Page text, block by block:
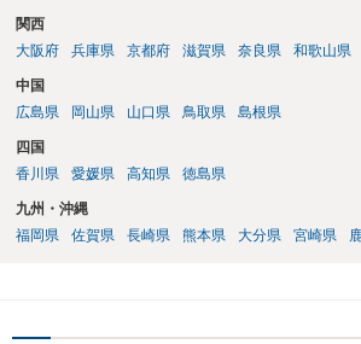
関西
大阪府
兵庫県 京都府 滋賀県 奈良県 和歌山県
中国
広島県
岡山県 山口県 鳥取県 島根県
四国
香川県
愛媛県 高知県 徳島県
九州・沖縄
福岡県
佐賀県 長崎県 熊本県 大分県 宮崎県